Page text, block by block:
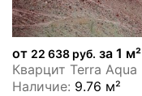
от 22 638 руб. за 1 м²
Кварцит Terra Aqua
Наличие: 9.76 м²